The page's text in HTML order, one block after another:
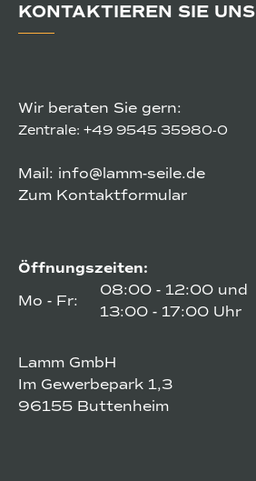
KONTAKTIEREN SIE UNS
Wir beraten Sie gern:
Zentrale: +49 9545 35980-0
Mail: info@lamm-seile.de
Zum Kontaktformular
Öffnungszeiten:
Mo - Fr:
08:00 - 12:00 und
13:00 - 17:00 Uhr
Lamm GmbH
Im Gewerbepark 1,3
96155 Buttenheim